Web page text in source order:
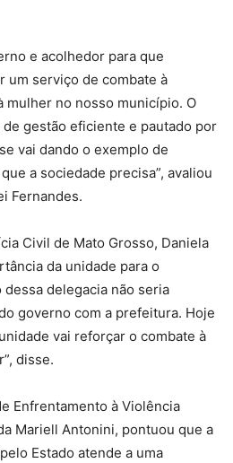
e acolhedor para que
um serviço de combate à
mulher no nosso município. O
gestão eficiente e pautado por
vai dando o exemplo de
a sociedade precisa”, avaliou
Fernandes.
Civil de Mato Grosso, Daniela
da unidade para o
delegacia não seria
governo com a prefeitura. Hoje
vai reforçar o combate à
disse.
Enfrentamento à Violência
Mariell Antonini, pontuou que a
Estado atende a uma